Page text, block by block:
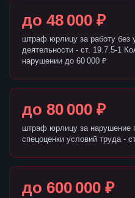
до 48 000 ₽
штраф юрлицу за работу без
деятельности - ст. 19.7.5-1
нарушении до 60 000 ₽
до 80 000 ₽
штраф юрлицу за нарушение
спецоценки условий труда -
до 600 000 ₽